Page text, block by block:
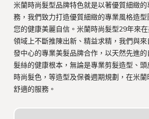
米蘭時尚髮型品牌特色就是以著優質細緻
務，我們致力打造優質細緻的專業風格造
您的健康美麗自信。米蘭時尚髮型29年來
領域上不斷推陳出新、精益求精，我們與
發中心的專業美髮品牌合作，以天然先進
髮絲的健康根本，無論是專業剪髮造型、頭
時尚髮色，等造型及保養週期規劃，在米
舒適的服務。